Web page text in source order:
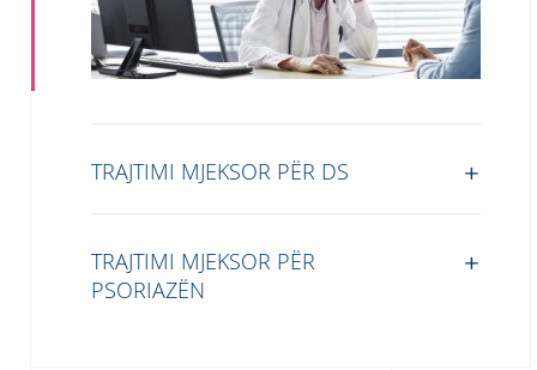
TRAJTIMI MJEKSOR PËR DS
TRAJTIMI MJEKSOR PËR
PSORIAZËN